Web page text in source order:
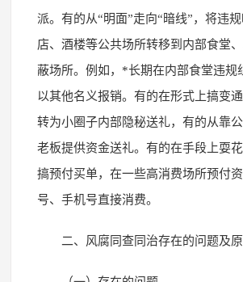
派。有的从“明面”走向“暗线”，将违
店、酒楼等公共场所转移到内部食堂
蔽场所。例如，*长期在内部食堂违规
以其他名义报销。有的在形式上搞变
转为小圈子内部隐秘送礼，有的从靠
老板提供资金送礼。有的在手段上耍
搞预付买单，在一些高消费场所预付
号、手机号直接消费。
二、风腐同查同治存在的问题及原